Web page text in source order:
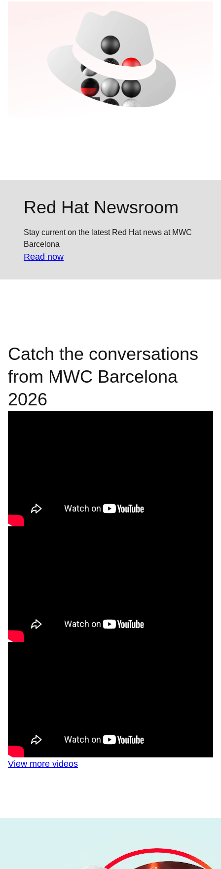
Red Hat Newsroom
Stay current on the latest Red Hat news at MWC
Barcelona
Read now
Catch the conversations
from MWC Barcelona
2026
View more videos